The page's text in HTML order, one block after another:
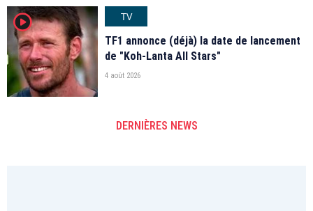
player2
TV
TF1 annonce (déjà) la date de lancement
de "Koh-Lanta All Stars"
4 août 2026
DERNIÈRES NEWS